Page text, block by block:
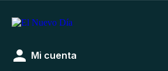
Mi cuenta